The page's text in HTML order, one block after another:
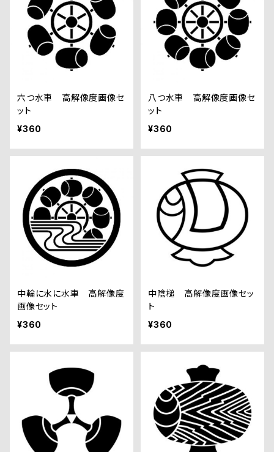
六つ水車 高解像度画像セ
ット
¥360
八つ水車 高解像度画像セ
ット
¥360
中輪に水に水車 高解像度
画像セット
¥360
中陰槌 高解像度画像セッ
ト
¥360